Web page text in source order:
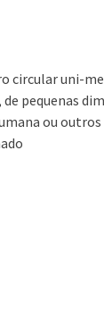
circular uni-
pequenas
ou